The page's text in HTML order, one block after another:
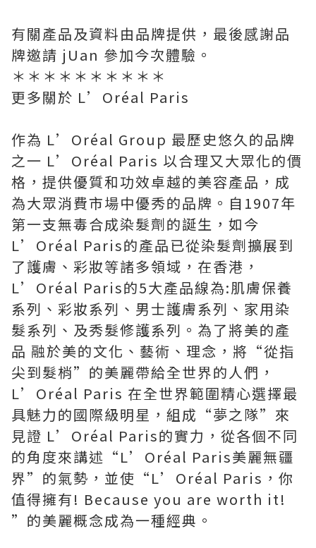
有關產品及資料由品牌提供，最後感謝品
牌邀請 jUan 參加今次體驗。
＊＊＊＊＊＊＊＊＊＊
更多關於 L’Oréal Paris
作為 L’Oréal Group 最歷史悠久的品牌
之一 L’Oréal Paris 以合理又大眾化的價
格，提供優質和功效卓越的美容產品，成
為大眾消費市場中優秀的品牌。自1907年
第一支無毒合成染髮劑的誕生，如今
L’Oréal Paris的產品已從染髮劑擴展到
了護膚、彩妝等諸多領域，在香港，
L’Oréal Paris的5大產品線為:肌膚保養
系列、彩妝系列、男士護膚系列、家用染
髮系列、及秀髮修護系列。為了將美的產
品 融於美的文化、藝術、理念，將“從指
尖到髮梢”的美麗帶給全世界的人們，
L’Oréal Paris 在全世界範圍精心選擇最
具魅力的國際級明星，組成“夢之隊”來
見證 L’Oréal Paris的實力，從各個不同
的角度來講述“L’Oréal Paris美麗無疆
界”的氣勢，並使“L’Oréal Paris，你
值得擁有! Because you are worth it!
”的美麗概念成為一種經典。